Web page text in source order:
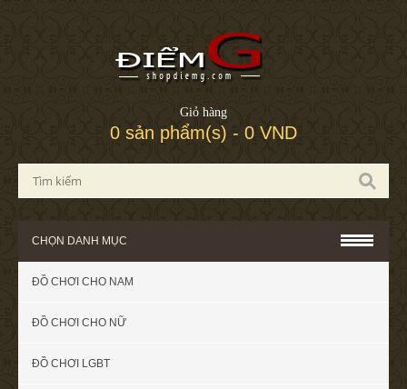
Giỏ hàng
0 sản phẩm(s) - 0 VND
CHỌN DANH MỤC
ĐỒ CHƠI CHO NAM
ĐỒ CHƠI CHO NỮ
ĐỒ CHƠI LGBT